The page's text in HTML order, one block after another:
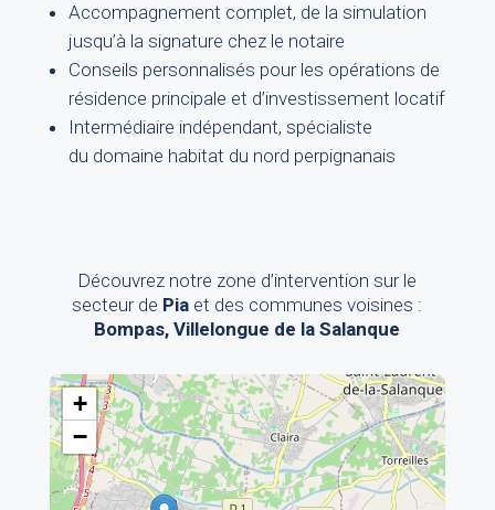
Accompagnement complet, de la simulation
jusqu’à la signature chez le notaire
Conseils personnalisés pour les opérations de
résidence principale et d’investissement locatif
Intermédiaire indépendant, spécialiste
du domaine habitat du nord perpignanais
Découvrez notre zone d’intervention sur le
secteur de Pia et des communes voisines :
Bompas, Villelongue de la Salanque
+
−